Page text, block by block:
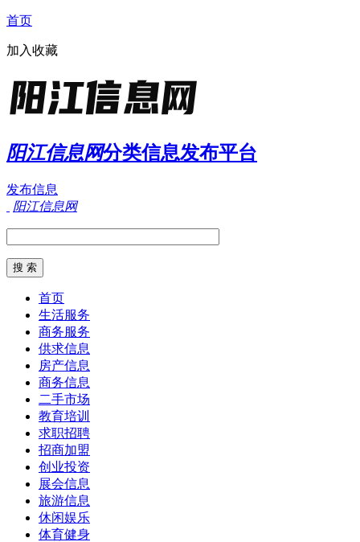
首页
加入收藏
阳江信息网分类信息发布平台
发布信息
阳江信息网
首页
生活服务
商务服务
供求信息
房产信息
商务信息
二手市场
教育培训
求职招聘
招商加盟
创业投资
展会信息
旅游信息
休闲娱乐
体育健身